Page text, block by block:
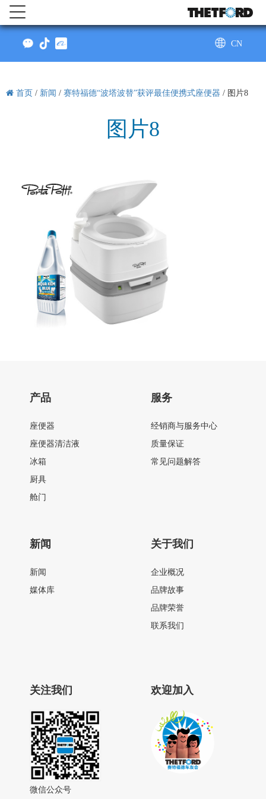
CN
首页 / 新闻 / 赛特福德“波塔波替”获评最佳便携式座便器 / 图片8
图片8
产品
座便器
座便器清洁液
冰箱
厨具
舱门
服务
经销商与服务中心
质量保证
常见问题解答
新闻
新闻
媒体库
关于我们
企业概况
品牌故事
品牌荣誉
联系我们
关注我们
微信公众号
欢迎加入